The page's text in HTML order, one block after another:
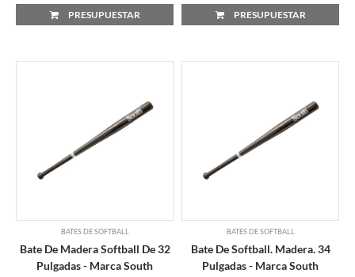
PRESUPUESTAR PRESUPUESTAR
BATES DE SOFTBALL
Bate De Madera Softball De 32
Pulgadas - Marca South
BATES DE SOFTBALL
Bate De Softball. Madera. 34
Pulgadas - Marca South